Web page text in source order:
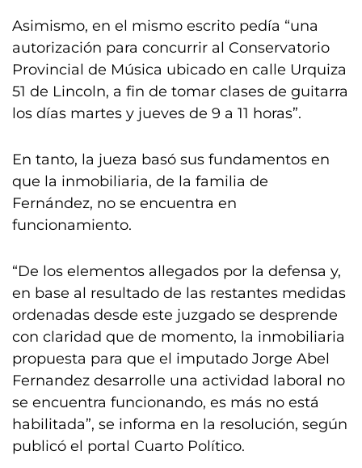
Asimismo, en el mismo escrito pedía “una
autorización para concurrir al Conservatorio
Provincial de Música ubicado en calle Urquiza
51 de Lincoln, a fin de tomar clases de guitarra
los días martes y jueves de 9 a 11 horas”.
En tanto, la jueza basó sus fundamentos en
que la inmobiliaria, de la familia de
Fernández, no se encuentra en
funcionamiento.
“De los elementos allegados por la defensa y,
en base al resultado de las restantes medidas
ordenadas desde este juzgado se desprende
con claridad que de momento, la inmobiliaria
propuesta para que el imputado Jorge Abel
Fernandez desarrolle una actividad laboral no
se encuentra funcionando, es más no está
habilitada”, se informa en la resolución, según
publicó el portal Cuarto Político.